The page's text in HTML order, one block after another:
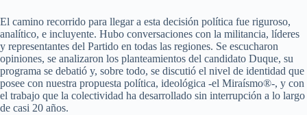
El camino recorrido para llegar a esta decisión política fue riguroso,
analítico, e incluyente. Hubo conversaciones con la militancia, líderes
y representantes del Partido en todas las regiones. Se escucharon
opiniones, se analizaron los planteamientos del candidato Duque, su
programa se debatió y, sobre todo, se discutió el nivel de identidad que
posee con nuestra propuesta política, ideológica -el Miraísmo®-, y con
el trabajo que la colectividad ha desarrollado sin interrupción a lo largo
de casi 20 años.